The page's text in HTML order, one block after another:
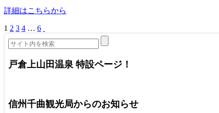
詳細はこちらから
1 2 3 4 … 6
戸倉上山田温泉 特設ページ！
信州千曲観光局からのお知らせ